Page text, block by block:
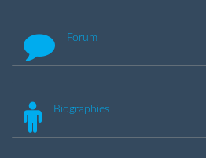
Forum
Biographies